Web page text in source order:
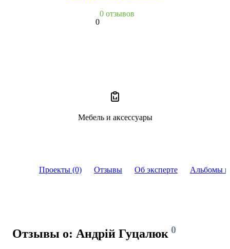
Проекты (0) Отзывы Об эксперте Альбомы
Отзывы о: Андрій Гуцалюк 0
0
0 отзывов
Мебель и аксессуары